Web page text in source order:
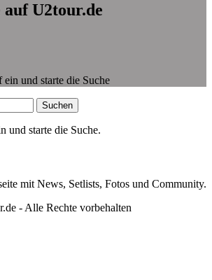
U2tour.de
und starte die Suche
Suchen
und starte die Suche.
mit News, Setlists, Fotos und Community.
- Alle Rechte vorbehalten